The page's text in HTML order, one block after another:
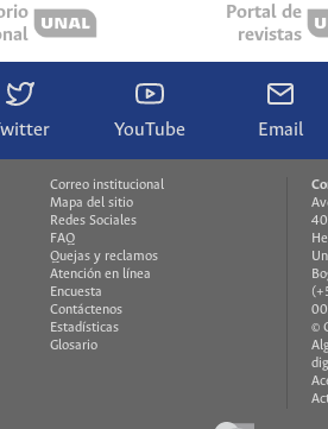
Portal de
revistas
YouTube Email
Correo institucional
Mapa del sitio
Redes Sociales
FAQ
Quejas y reclamos
Atención en línea
Encuesta
Contáctenos
Estadísticas
Glosario
©